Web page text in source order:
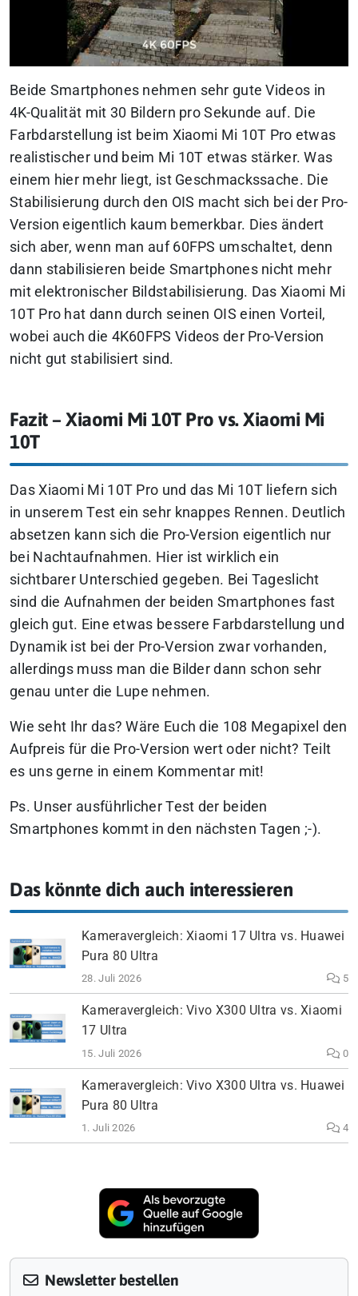
Beide Smartphones nehmen sehr gute Videos in
4K-Qualität mit 30 Bildern pro Sekunde auf. Die
Farbdarstellung ist beim Xiaomi Mi 10T Pro etwas
realistischer und beim Mi 10T etwas stärker. Was
einem hier mehr liegt, ist Geschmackssache. Die
Stabilisierung durch den OIS macht sich bei der Pro-
Version eigentlich kaum bemerkbar. Dies ändert
sich aber, wenn man auf 60FPS umschaltet, denn
dann stabilisieren beide Smartphones nicht mehr
mit elektronischer Bildstabilisierung. Das Xiaomi Mi
10T Pro hat dann durch seinen OIS einen Vorteil,
wobei auch die 4K60FPS Videos der Pro-Version
nicht gut stabilisiert sind.
Fazit – Xiaomi Mi 10T Pro vs. Xiaomi Mi
10T
Das Xiaomi Mi 10T Pro und das Mi 10T liefern sich
in unserem Test ein sehr knappes Rennen. Deutlich
absetzen kann sich die Pro-Version eigentlich nur
bei Nachtaufnahmen. Hier ist wirklich ein
sichtbarer Unterschied gegeben. Bei Tageslicht
sind die Aufnahmen der beiden Smartphones fast
gleich gut. Eine etwas bessere Farbdarstellung und
Dynamik ist bei der Pro-Version zwar vorhanden,
allerdings muss man die Bilder dann schon sehr
genau unter die Lupe nehmen.
Wie seht Ihr das? Wäre Euch die 108 Megapixel den
Aufpreis für die Pro-Version wert oder nicht? Teilt
es uns gerne in einem Kommentar mit!
Ps. Unser ausführlicher Test der beiden
Smartphones kommt in den nächsten Tagen ;-).
Das könnte dich auch interessieren
Kameravergleich: Xiaomi 17 Ultra vs. Huawei
Pura 80 Ultra
28. Juli 2026 5
Kameravergleich: Vivo X300 Ultra vs. Xiaomi
17 Ultra
15. Juli 2026 0
Kameravergleich: Vivo X300 Ultra vs. Huawei
Pura 80 Ultra
1. Juli 2026 4
Newsletter bestellen